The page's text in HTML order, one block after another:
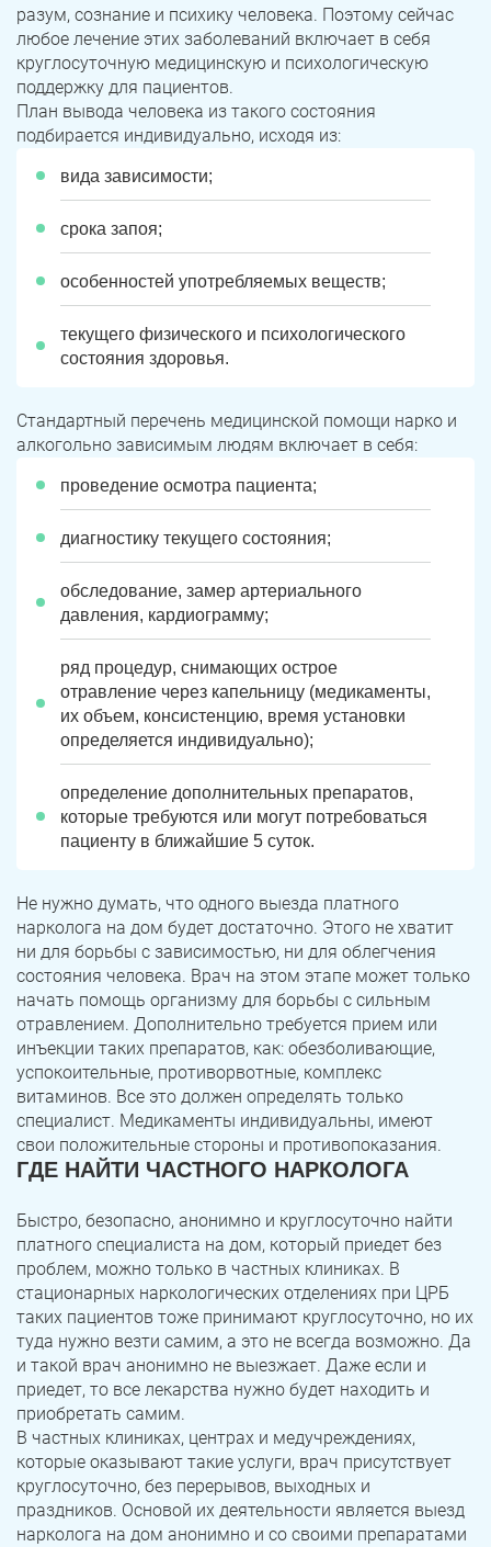
разум, сознание и психику человека. Поэтому сейчас
любое лечение этих заболеваний включает в себя
круглосуточную медицинскую и психологическую
поддержку для пациентов.
План вывода человека из такого состояния
подбирается индивидуально, исходя из:
вида зависимости;
срока запоя;
особенностей употребляемых веществ;
текущего физического и психологического
состояния здоровья.
Стандартный перечень медицинской помощи нарко и
алкогольно зависимым людям включает в себя:
проведение осмотра пациента;
диагностику текущего состояния;
обследование, замер артериального
давления, кардиограмму;
ряд процедур, снимающих острое
отравление через капельницу (медикаменты,
их объем, консистенцию, время установки
определяется индивидуально);
определение дополнительных препаратов,
которые требуются или могут потребоваться
пациенту в ближайшие 5 суток.
Не нужно думать, что одного выезда платного
нарколога на дом будет достаточно. Этого не хватит
ни для борьбы с зависимостью, ни для облегчения
состояния человека. Врач на этом этапе может только
начать помощь организму для борьбы с сильным
отравлением. Дополнительно требуется прием или
инъекции таких препаратов, как: обезболивающие,
успокоительные, противорвотные, комплекс
витаминов. Все это должен определять только
специалист. Медикаменты индивидуальны, имеют
свои положительные стороны и противопоказания.
ГДЕ НАЙТИ ЧАСТНОГО НАРКОЛОГА
Быстро, безопасно, анонимно и круглосуточно найти
платного специалиста на дом, который приедет без
проблем, можно только в частных клиниках. В
стационарных наркологических отделениях при ЦРБ
таких пациентов тоже принимают круглосуточно, но их
туда нужно везти самим, а это не всегда возможно. Да
и такой врач анонимно не выезжает. Даже если и
приедет, то все лекарства нужно будет находить и
приобретать самим.
В частных клиниках, центрах и медучреждениях,
которые оказывают такие услуги, врач присутствует
круглосуточно, без перерывов, выходных и
праздников. Основой их деятельности является выезд
нарколога на дом анонимно и со своими препаратами
Записаться
Я ознакомлен и принимаюусловия работы сайта
Задать вопрос
Записаться
Я ознакомлен и принимаюусловия работы сайта
Верхнеуральск
Зауральский
Катав-Ивановск Куса
Пласт Бакал
Еманжелинск
Аша Трехгорный
Южноуральск Сатка
Чебаркуль Снежинск
Троицк Озерск
Копейск Миасс
Записаться
Я ознакомлен и принимаюусловия работы сайта